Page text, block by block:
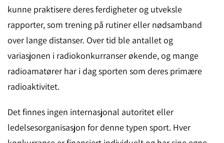
kunne praktisere deres ferdigheter og utveksle
rapporter, som trening på rutiner eller nødsamband
over lange distanser. Over tid ble antallet og
variasjonen i radiokonkurranser økende, og mange
radioamatører har i dag sporten som deres primære
radioaktivitet.
Det finnes ingen internasjonal autoritet eller
ledelsesorganisasjon for denne typen sport. Hver